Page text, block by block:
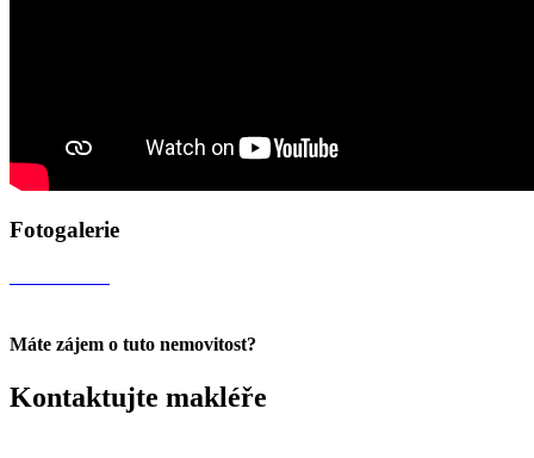
Fotogalerie
Máte zájem o tuto nemovitost?
Kontaktujte makléře